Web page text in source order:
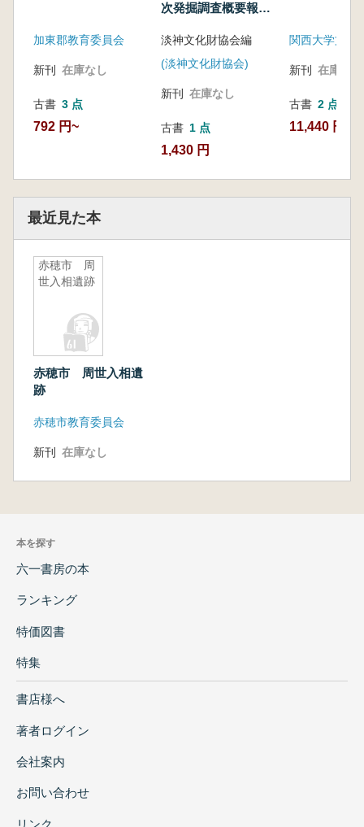
加東郡教育委員会
新刊 在庫なし
古書 3 点
792 円~
次発掘調査概要報告
淡神文化財協会編
(淡神文化財協会)
新刊 在庫なし
古書 1 点
1,430 円
新刊 在庫なし
古書 2 点
11,440 円~
最近見た本
赤穂市 周
世入相遺跡
赤穂市 周世入相遺
跡
赤穂市教育委員会
新刊 在庫なし
本を探す
六一書房の本
ランキング
特価図書
特集
書店様へ
著者ログイン
会社案内
お問い合わせ
リンク